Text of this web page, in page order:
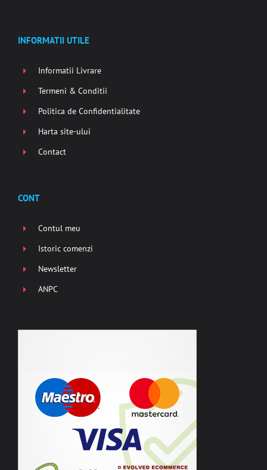
INFORMATII UTILE
Informatii Livrare
Termeni & Conditii
Politica de Confidentialitate
Harta site-ului
Contact
CONT
Contul meu
Istoric comenzi
Newsletter
ANPC